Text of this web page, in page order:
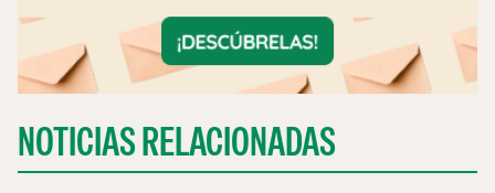
NOTICIAS RELACIONADAS